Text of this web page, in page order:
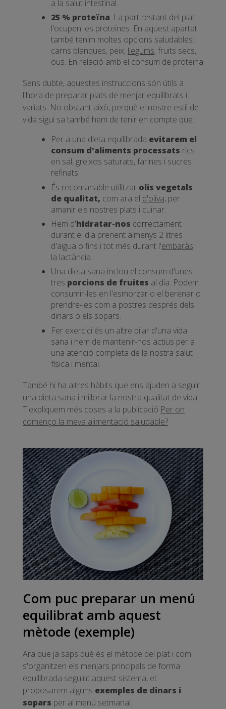
a la salut intestinal.
25 % proteïna. La part restant del plat
l'ocupen les proteïnes. En aquest apartat
també tenim moltes opcions saludables:
carns blanques, peix, llegums, fruits secs,
ous. En relació amb el consum de proteïna
Sens dubte, aquestes instruccions són útils a
l'hora de preparar plats de menjar equilibrats i
variats. No obstant això, perquè el nostre estil de
vida sigui sa també hem de tenir en compte que:
Per a una dieta equilibrada evitarem el
consum d'aliments processats rics
en sal, greixos saturats, farines i sucres
refinats.
És recomanable utilitzar olis vegetals
de qualitat, com ara el d'oliva, per
amanir els nostres plats i cuinar.
Hem d'hidratar-nos correctament
durant el dia prenent almenys 2 litres
d'aigua o fins i tot més durant l'embaràs i
la lactància.
Una dieta sana inclou el consum d'unes
tres porcions de fruites al dia. Podem
consumir-les en l'esmorzar o el berenar o
prendre-les com a postres després dels
dinars o els sopars.
Fer exercici és un altre pilar d'una vida
sana i hem de mantenir-nos actius per a
una atenció completa de la nostra salut
física i mental.
També hi ha altres hàbits que ens ajuden a seguir
una dieta sana i millorar la nostra qualitat de vida.
T'expliquem més coses a la publicació Per on
començo la meva alimentació saludable?
Com puc preparar un menú
equilibrat amb aquest
mètode (exemple)
Ara que ja saps què és el mètode del plat i com
s'organitzen els menjars principals de forma
equilibrada seguint aquest sistema, et
proposarem alguns exemples de dinars i
sopars per al menú setmanal: